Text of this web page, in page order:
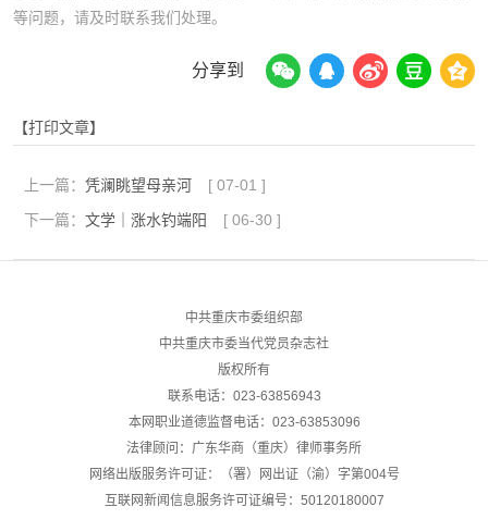
等问题，请及时联系我们处理。
分享到
【打印文章】
上一篇： 凭澜眺望母亲河 [ 07-01 ]
下一篇： 文学｜涨水钓端阳 [ 06-30 ]
中共重庆市委组织部
中共重庆市委当代党员杂志社
版权所有
联系电话：023-63856943
本网职业道德监督电话：023-63853096
法律顾问：广东华商（重庆）律师事务所
网络出版服务许可证：（署）网出证（渝）字第004号
互联网新闻信息服务许可证编号：50120180007